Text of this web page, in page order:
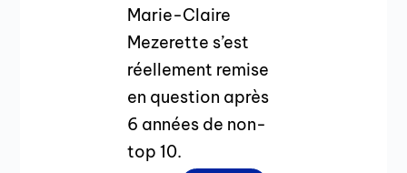
Marie-Claire
Mezerette s’est
réellement remise
en question après
6 années de non-
top 10.